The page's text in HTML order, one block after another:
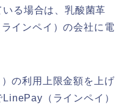
る場合は、乳酸菌革
インペイ）の会社に電
の利用上限金額を上げ
（ラインペイ）